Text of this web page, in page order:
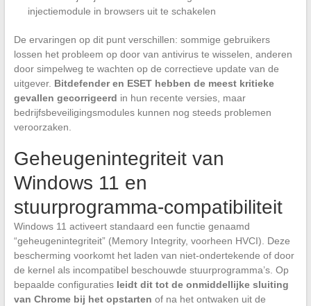
injectiemodule in browsers uit te schakelen
De ervaringen op dit punt verschillen: sommige gebruikers
lossen het probleem op door van antivirus te wisselen, anderen
door simpelweg te wachten op de correctieve update van de
uitgever. Bitdefender en ESET hebben de meest kritieke
gevallen gecorrigeerd in hun recente versies, maar
bedrijfsbeveiligingsmodules kunnen nog steeds problemen
veroorzaken.
Geheugenintegriteit van
Windows 11 en
stuurprogramma-compatibiliteit
Windows 11 activeert standaard een functie genaamd
“geheugenintegriteit” (Memory Integrity, voorheen HVCI). Deze
bescherming voorkomt het laden van niet-ondertekende of door
de kernel als incompatibel beschouwde stuurprogramma’s. Op
bepaalde configuraties leidt dit tot de onmiddellijke sluiting
van Chrome bij het opstarten of na het ontwaken uit de